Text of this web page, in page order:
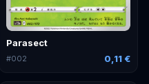
Parasect
#002 0,11 €